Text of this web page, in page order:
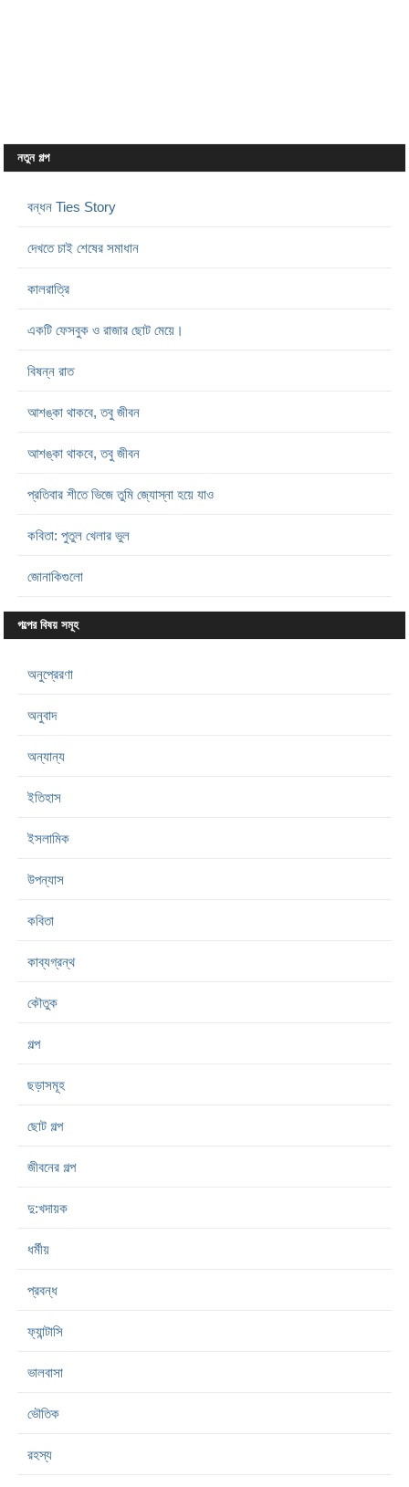
নতুন গল্প
বন্ধন Ties Story
দেখতে চাই শেষের সমাধান
কালরাত্রি
একটি ফেসবুক ও রাজার ছোট মেয়ে।
বিষন্ন রাত
আশঙ্কা থাকবে, তবু জীবন
আশঙ্কা থাকবে, তবু জীবন
প্রতিবার শীতে ভিজে তুমি জ্যোস্না হয়ে যাও
কবিতা: পুতুল খেলার ভুল
জোনাকিগুলো
গল্পের বিষয় সমূহ
অনুপ্রেরণা
অনুবাদ
অন্যান্য
ইতিহাস
ইসলামিক
উপন্যাস
কবিতা
কাব্যগ্রন্থ
কৌতুক
গল্প
ছড়াসমূহ
ছোট গল্প
জীবনের গল্প
দু:খদায়ক
ধর্মীয়
প্রবন্ধ
ফ্যান্টাসি
ভালবাসা
ভৌতিক
রহস্য